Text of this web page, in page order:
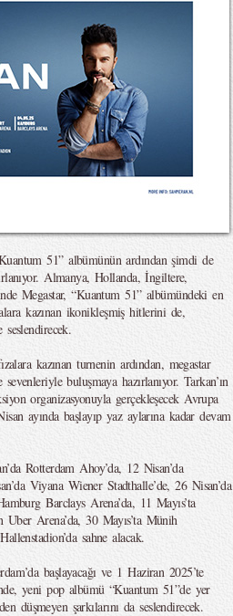
51” albümünün ardından şimdi de
Almanya, Hollanda, İngiltere,
Megastar, “Kuantum 51” albümündeki en
kazınan ikonikleşmiş hitlerini de,
seslendirecek.
kazınan turnenin ardından, megastar
buluşmaya hazırlanıyor. Tarkan’ın
organizasyonuyla gerçekleşecek Avrupa
ayında başlayıp yaz aylarına kadar devam
Rotterdam Ahoy’da, 12 Nisan’da
Viyana Wiener Stadthalle’de, 26 Nisan’da
Barclays Arena’da, 11 Mayıs’ta
Arena’da, 30 Mayıs’ta Münih
sahne alacak.
başlayacağı ve 1 Haziran 2025’te
yeni pop albümü “Kuantum 51”de yer
düşmeyen şarkılarını da seslendirecek.